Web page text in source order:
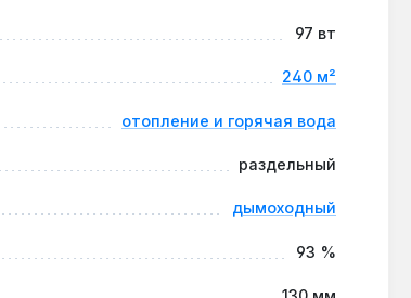
97 вт
240 м²
отопление и горячая вода
раздельный
дымоходный
93 %